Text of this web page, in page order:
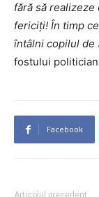
fără să
fericiți! În timp
întâlni copilul de
fostului
Facebook
Articolul precedent